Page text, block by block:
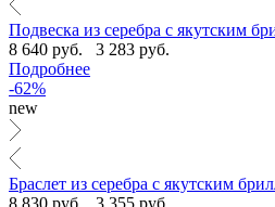
Подвеска из серебра с якутским
8 640 руб.
3 283 руб.
Подробнее
-62%
new
Браслет из серебра с якутским
8 830 руб.
3 355 руб.